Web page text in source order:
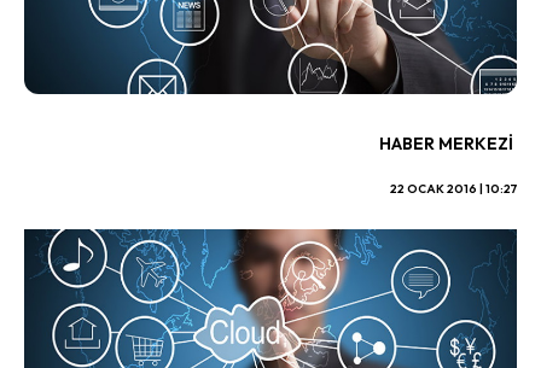
HABER MERKEZI
22 OCAK 2016 | 10:27